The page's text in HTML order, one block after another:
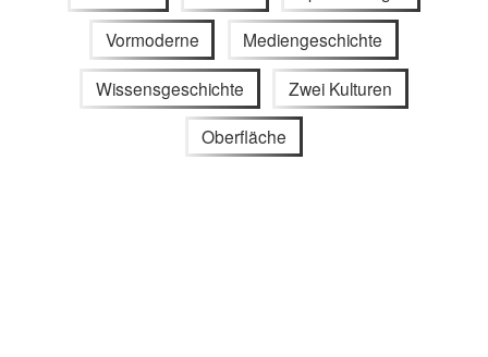
Vormoderne Mediengeschichte
Wissensgeschichte Zwei Kulturen
Oberfläche